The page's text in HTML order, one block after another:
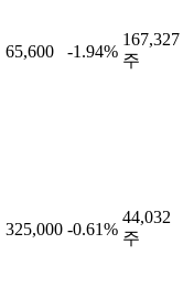
65,600 -1.94%
167,327
주
325,000 -0.61%
44,032
주